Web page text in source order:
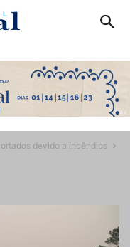
devido a incêndios